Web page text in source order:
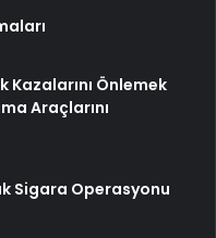
Kazalarını Önlemek
Araçlarını
Sigara Operasyonu